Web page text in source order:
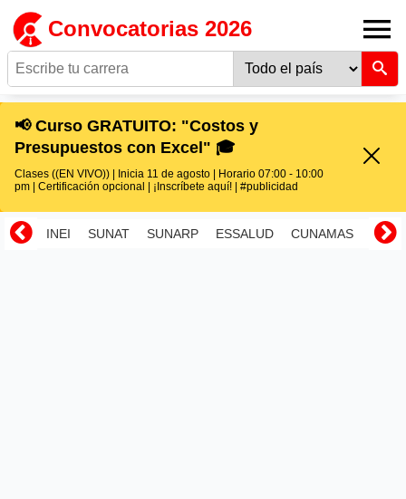
Convocatorias 2026
📢 Curso GRATUITO: "Costos y
Presupuestos con Excel" 🎓
Clases ((EN VIVO)) | Inicia 11 de agosto | Horario 07:00 - 10:00
pm | Certificación opcional | ¡Inscríbete aquí! | #publicidad
INEI SUNAT SUNARP ESSALUD CUNAMAS